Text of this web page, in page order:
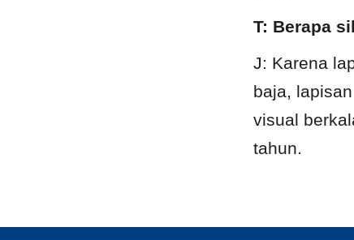
T: Berapa
J: Karena
baja,
visual
tahun.